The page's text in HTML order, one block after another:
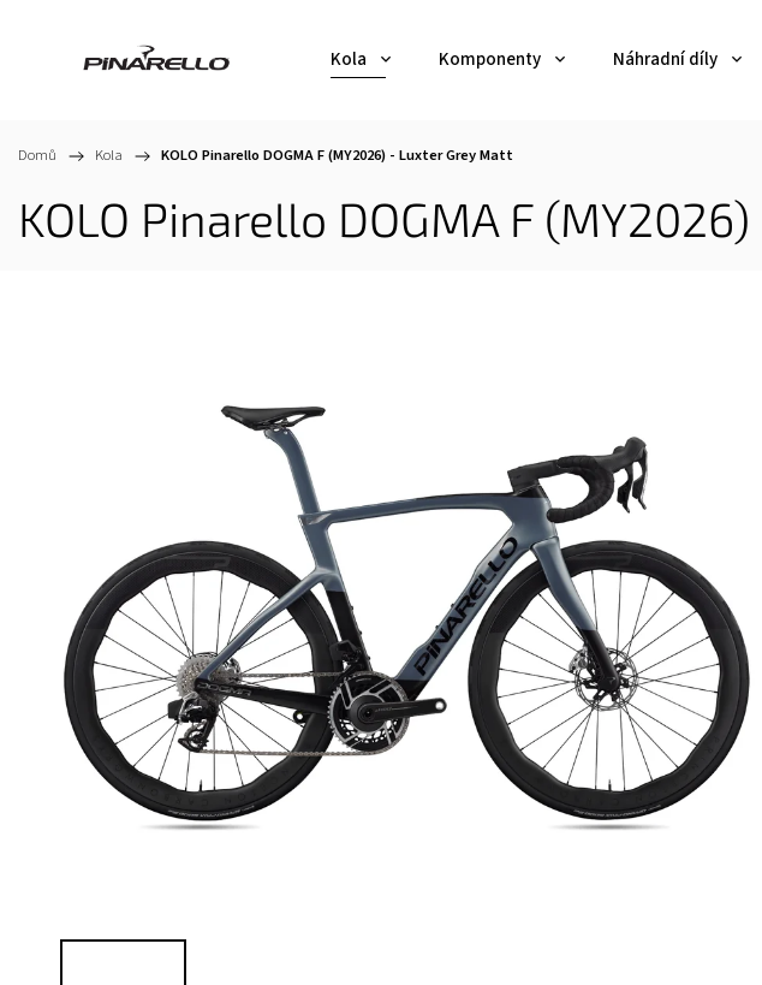
Kola Komponenty Náhradní díly
Domů / Kola / KOLO Pinarello DOGMA F (MY2026) - Luxter Grey Matt
KOLO Pinarello DOGMA F